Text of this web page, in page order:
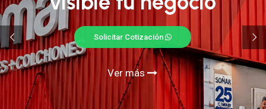
Solicitar Cotización
Ver más